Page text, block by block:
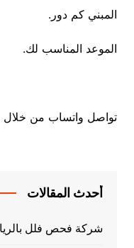
المبني كم دور.
الموعد المناسب لك.
تواصل واتساب من خلال
أحدث المقالات
شركة فحص فلل